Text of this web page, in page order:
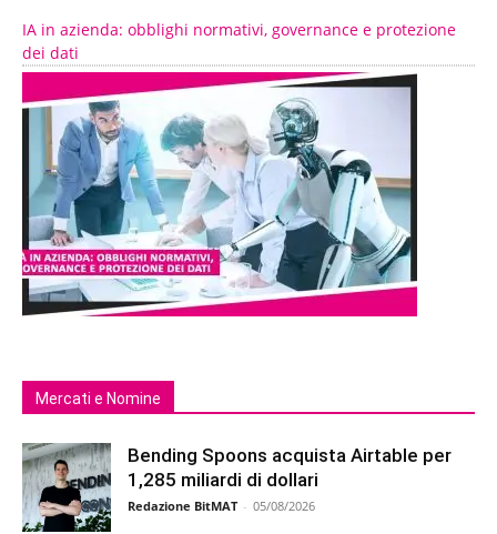
IA in azienda: obblighi normativi, governance e protezione
dei dati
Mercati e Nomine
Bending Spoons acquista Airtable per
1,285 miliardi di dollari
Redazione BitMAT - 05/08/2026